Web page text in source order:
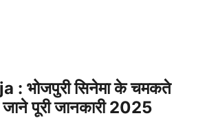
: भोजपुरी सिनेमा के चमकते
जाने पूरी जानकारी 2025